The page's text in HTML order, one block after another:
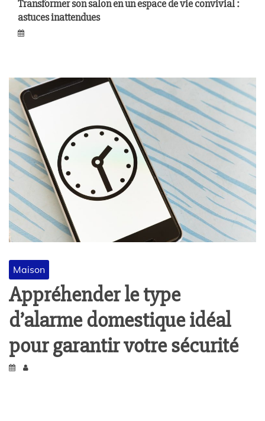
Transformer son salon en un espace de vie convivial :
astuces inattendues
Maison
Appréhender le type
d’alarme domestique idéal
pour garantir votre sécurité